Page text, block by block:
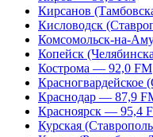
Кирсанов
Кисловодск
Комсомольск-на-
Копейск
Кострома — 92,0 FM
Краснодар — 87,9
Красноярск — 95,4
Курская